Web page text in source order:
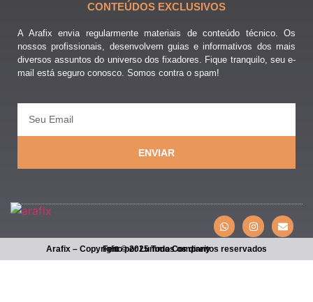
CONTEÚDOS EXCLUSIVOS
A Arafix envia regularmente materiais de conteúdo técnico. Os
nossos profissionais, desenvolvem guias e informativos dos mais
diversos assuntos do universo dos fixadores. Fique tranquilo, seu e-
mail está seguro conosco. Somos contra o spam!
ENVIAR
Arafix – Copyright © 2025 Todos os direitos reservados
Feito por Lumma Company